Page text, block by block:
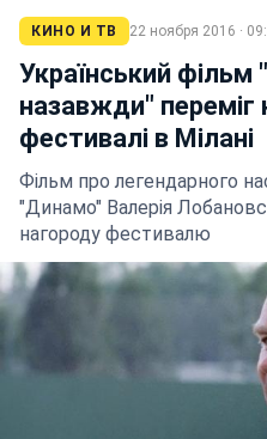
КИНО И ТВ 22 ноября 2016 ·
Український
назавжди"
фестивалі в Мілані
Фільм про легендарного
"Динамо" Валерія
нагороду фестивалю